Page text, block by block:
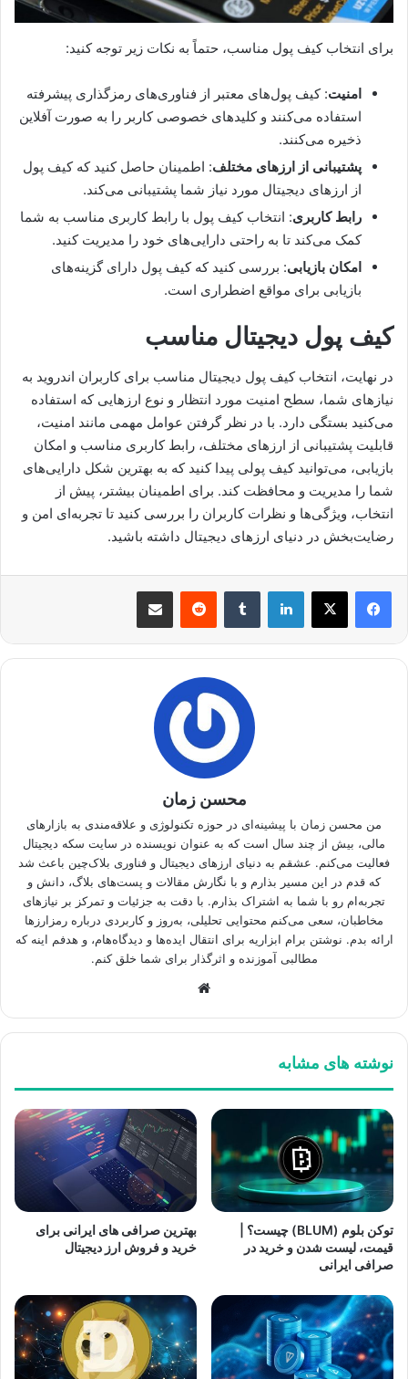
برای انتخاب کیف پول مناسب، حتماً به نکات زیر توجه کنید:
امنیت: کیف پول‌های معتبر از فناوری‌های رمزگذاری پیشرفته
استفاده می‌کنند و کلیدهای خصوصی کاربر را به صورت آفلاین
ذخیره می‌کنند.
پشتیبانی از ارزهای مختلف: اطمینان حاصل کنید که کیف پول
از ارزهای دیجیتال مورد نیاز شما پشتیبانی می‌کند.
رابط کاربری: انتخاب کیف پول با رابط کاربری مناسب به شما
کمک می‌کند تا به راحتی دارایی‌های خود را مدیریت کنید.
امکان بازیابی: بررسی کنید که کیف پول دارای گزینه‌های
بازیابی برای مواقع اضطراری است.
کیف پول دیجیتال مناسب
در نهایت، انتخاب کیف پول دیجیتال مناسب برای کاربران اندروید به
نیازهای شما، سطح امنیت مورد انتظار و نوع ارزهایی که استفاده
می‌کنید بستگی دارد. با در نظر گرفتن عوامل مهمی مانند امنیت،
قابلیت پشتیبانی از ارزهای مختلف، رابط کاربری مناسب و امکان
بازیابی، می‌توانید کیف پولی پیدا کنید که به بهترین شکل دارایی‌های
شما را مدیریت و محافظت کند. برای اطمینان بیشتر، پیش از
انتخاب، ویژگی‌ها و نظرات کاربران را بررسی کنید تا تجربه‌ای امن و
رضایت‌بخش در دنیای ارزهای دیجیتال داشته باشید.
لینکدین ‫تامبلر ‫رددیت اشتراک گذاری از طریق ایمیل
محسن زمان
من محسن زمان با پیشینه‌ای در حوزه تکنولوژی و علاقه‌مندی به بازارهای
مالی، بیش از چند سال است که به عنوان نویسنده در سایت سکه دیجیتال
فعالیت می‌کنم. عشقم به دنیای ارزهای دیجیتال و فناوری بلاک‌چین باعث شد
که قدم در این مسیر بذارم و با نگارش مقالات و پست‌های بلاگ، دانش و
تجربه‌ام رو با شما به اشتراک بذارم. با دقت به جزئیات و تمرکز بر نیازهای
مخاطبان، سعی می‌کنم محتوایی تحلیلی، به‌روز و کاربردی درباره رمزارزها
ارائه بدم. نوشتن برام ابزاریه برای انتقال ایده‌ها و دیدگاه‌هام، و هدفم اینه که
مطالبی آموزنده و اثرگذار برای شما خلق کنم.
نوشته های مشابه
توکن بلوم (BLUM) چیست؟ |
قیمت، لیست شدن و خرید در
صرافی ایرانی
بهترین صرافی های ایرانی برای
خرید و فروش ارز دیجیتال